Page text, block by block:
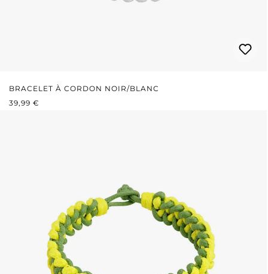
BRACELET À CORDON NOIR/BLANC
PRIX RÉGULIER :
39,99 €